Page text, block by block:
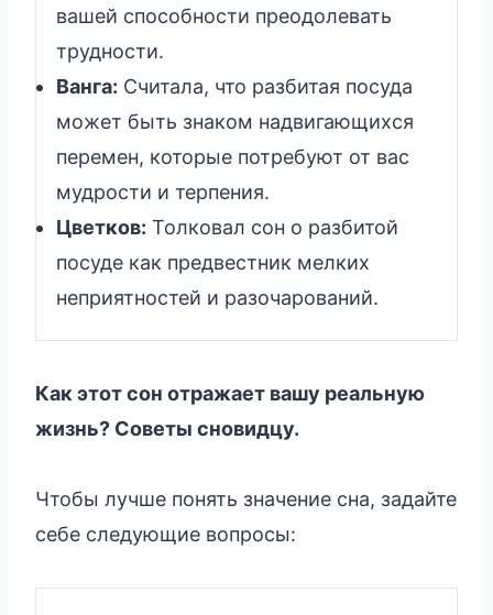
вашей способности преодолевать
трудности.
Ванга: Считала, что разбитая посуда
может быть знаком надвигающихся
перемен, которые потребуют от вас
мудрости и терпения.
Цветков: Толковал сон о разбитой
посуде как предвестник мелких
неприятностей и разочарований.
Как этот сон отражает вашу реальную
жизнь? Советы сновидцу.
Чтобы лучше понять значение сна, задайте
себе следующие вопросы: